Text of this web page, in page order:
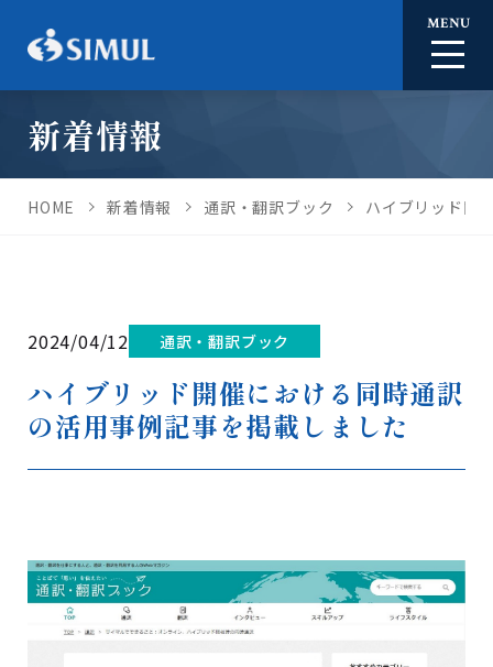
MENU
新着情報
HOME 新着情報 通訳・翻訳ブック ハイブリッド開
2024/04/12 通訳・翻訳ブック
ハイブリッド開催における同時通訳
の活用事例記事を掲載しました